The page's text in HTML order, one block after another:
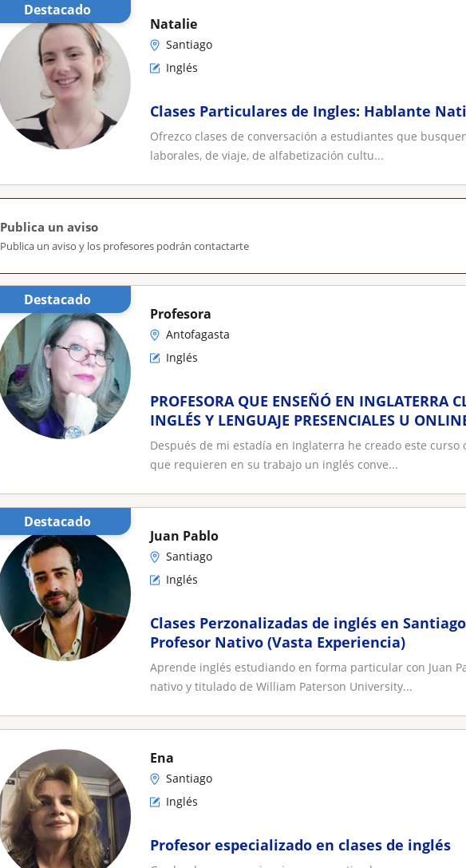
Destacado
Natalie
Santiago
Inglés
Clases Particulares de Ingles: Hablante
Ofrezco clases de conversación a estudiantes que
laborales, de viaje, de alfabetización cultu...
Publica un aviso
Publica un aviso y los profesores podrán contactarte
Destacado
Profesora
Antofagasta
Inglés
PROFESORA QUE ENSEÑÓ EN INGLATERRA
INGLÉS Y LENGUAJE PRESENCIALES U
PARTICULARES CLASES
Después de mi estadía en Inglaterra he creado este
que requieren en su trabajo un inglés conve...
Destacado
Juan Pablo
Santiago
Inglés
Clases Perzonalizadas de inglés en
Profesor Nativo (Vasta Experiencia)
Aprende inglés estudiando en forma particular con Juan
nativo y titulado de William Paterson University...
Ena
Santiago
Inglés
Profesor especializado en clases de inglés